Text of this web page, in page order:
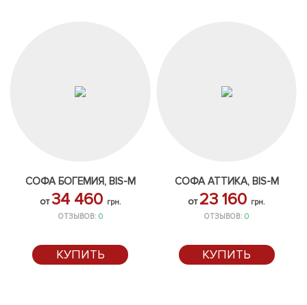
СОФА БОГЕМИЯ, BIS-M
от34 460 грн.
ОТЗЫВОВ: 0
КУПИТЬ
СОФА АТТИКА, BIS-M
от 23 160 грн.
ОТЗЫВОВ:0
КУПИТЬ